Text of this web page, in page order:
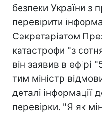
безпеки України з
перевірити
Секретаріатом
катастрофи "з
він заявив в ефірі
тим міністр
деталі інформації
перевірки. "Я як